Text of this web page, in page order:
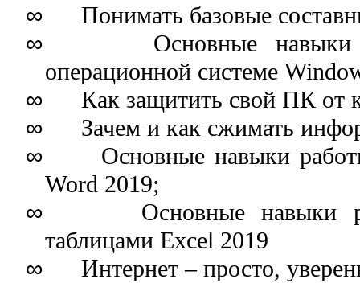
∞ Понимать базовые
∞ Основные навыки
операционной системе
∞ Как защитить свой ПК от
∞ Зачем и как сжимать
∞ Основные навыки работы
Word 2019;
∞ Основные навыки
таблицами Excel 2019
∞ Интернет – просто,